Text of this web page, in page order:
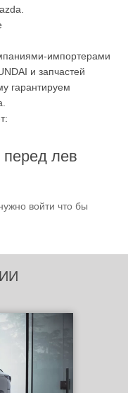
импортерами
и запчастей
гарантируем
лев
войти что бы